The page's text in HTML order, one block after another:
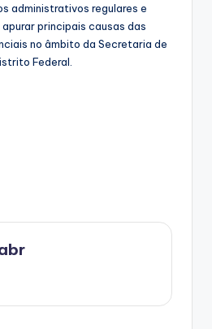
administrativos regulares e
principais causas das
no âmbito da Secretaria de
Federal.